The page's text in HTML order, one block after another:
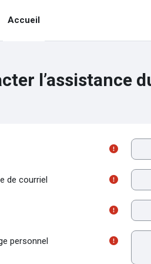
Accueil
l’assistance
de courriel
personnel